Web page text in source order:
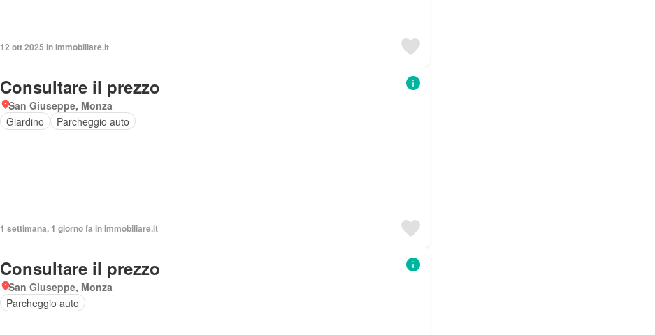
12 ott 2025 in Immobiliare.it
Consultare il prezzo
San Giuseppe, Monza
Giardino
Parcheggio auto
1 settimana, 1 giorno fa in Immobiliare.it
Consultare il prezzo
San Giuseppe, Monza
Parcheggio auto